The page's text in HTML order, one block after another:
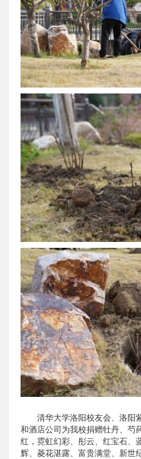
清华大学洛阳校友会、洛阳
和酒店公司为我校捐赠牡丹、芍
红，霓虹幻彩、彤云、红宝石、
辉、菱花湛露、富贵满堂、新世